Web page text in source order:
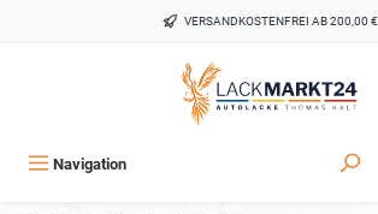
VERSANDKOSTENFREI AB 200,00 €
Navigation